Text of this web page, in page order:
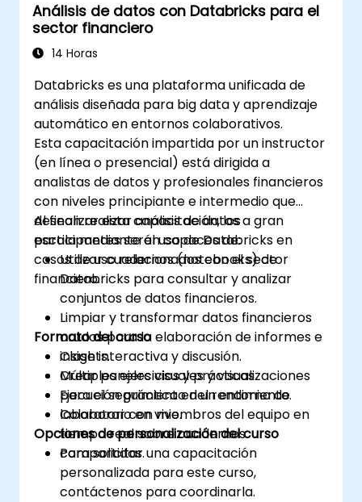
Análisis de datos con Databricks para el
sector financiero
14 Horas
Databricks es una plataforma unificada de
análisis diseñada para big data y aprendizaje
automático en entornos colaborativos.
Esta capacitación impartida por un instructor
(en línea o presencial) está dirigida a
analistas de datos y profesionales financieros
con niveles principiante e intermedio que
desean realizar análisis de datos a gran
escala mediante el uso de Databricks en
casos de uso relacionados con el sector
financiero.
Al finalizar esta capacitación, los
participantes serán capaces de:
Utilizar cuadernos (notebooks) de
Databricks para consultar y analizar
conjuntos de datos financieros.
Limpiar y transformar datos financieros
crudos para la elaboración de informes e
insights.
Crear paneles visuales y visualizaciones
para el seguimiento del rendimiento.
Colaborar con miembros del equipo en
tiempo real sobre cuadernos
compartidos.
Formato del curso
Clase interactiva y discusión.
Múltiples ejercicios y prácticas.
Ejecución práctica en un entorno de
laboratorio en vivo.
Opciones de personalización del curso
Para solicitar una capacitación
personalizada para este curso,
contáctenos para coordinarla.